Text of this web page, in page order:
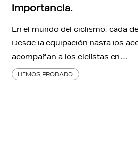
importancia.
En el mundo del ciclismo, cada
Desde la equipación hasta los
acompañan a los ciclistas en…
HEMOS PROBADO